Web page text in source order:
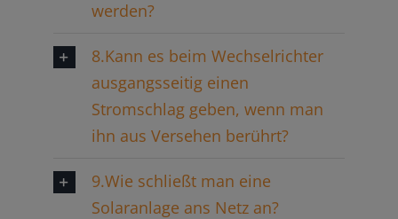
werden?
8.Kann es beim Wechselrichter
ausgangsseitig einen
Stromschlag geben, wenn man
ihn aus Versehen berührt?
9.Wie schließt man eine
Solaranlage ans Netz an?